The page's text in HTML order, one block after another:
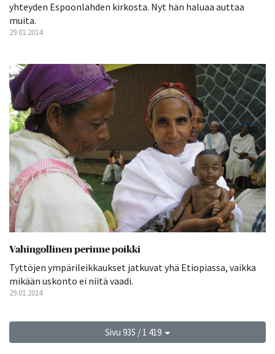
yhteyden Espoonlahden kirkosta. Nyt hän haluaa auttaa
muita.
29.01.2014
Vahingollinen perinne poikki
Tyttöjen ympärileikkaukset jatkuvat yhä Etiopiassa, vaikka
mikään uskonto ei niitä vaadi.
29.01.2014
Sivu 935 / 1 419